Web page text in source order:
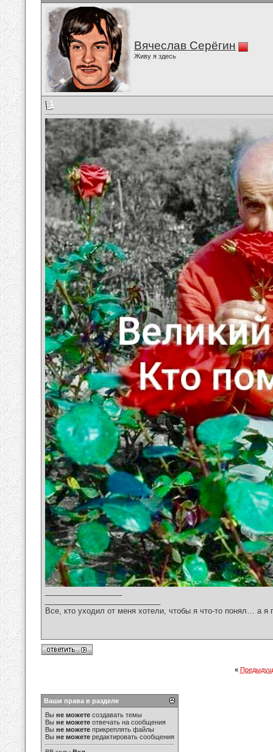
Вячеслав Серёгин
Живу я здесь
Все, кто уходил от меня хотели, чтобы я что-то понял… а
«
Ваши права в разделе
Вы не можете создавать темы
Вы не можете отвечать на сообщения
Вы не можете прикреплять файлы
Вы не можете редактировать сообщения